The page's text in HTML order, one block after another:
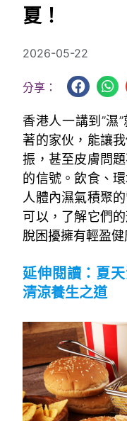
夏！
2026-05-22
分享：
香港人一講到”濕
著的家伙，能讓
振，甚至皮膚問
的信號。飲食、
人體內濕氣積聚
可以，了解它們
脫困擾擁有輕盈健
延伸閱讀： 夏
清涼養生之道